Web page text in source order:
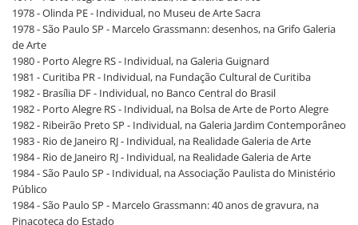
1978 - Olinda PE - Individual, no Museu de Arte Sacra
1978 - São Paulo SP - Marcelo Grassmann: desenhos, na Grifo Galeria
de Arte
1980 - Porto Alegre RS - Individual, na Galeria Guignard
1981 - Curitiba PR - Individual, na Fundação Cultural de Curitiba
1982 - Brasília DF - Individual, no Banco Central do Brasil
1982 - Porto Alegre RS - Individual, na Bolsa de Arte de Porto Alegre
1982 - Ribeirão Preto SP - Individual, na Galeria Jardim Contemporâneo
1983 - Rio de Janeiro RJ - Individual, na Realidade Galeria de Arte
1984 - Rio de Janeiro RJ - Individual, na Realidade Galeria de Arte
1984 - São Paulo SP - Individual, na Associação Paulista do Ministério
Público
1984 - São Paulo SP - Marcelo Grassmann: 40 anos de gravura, na
Pinacoteca do Estado